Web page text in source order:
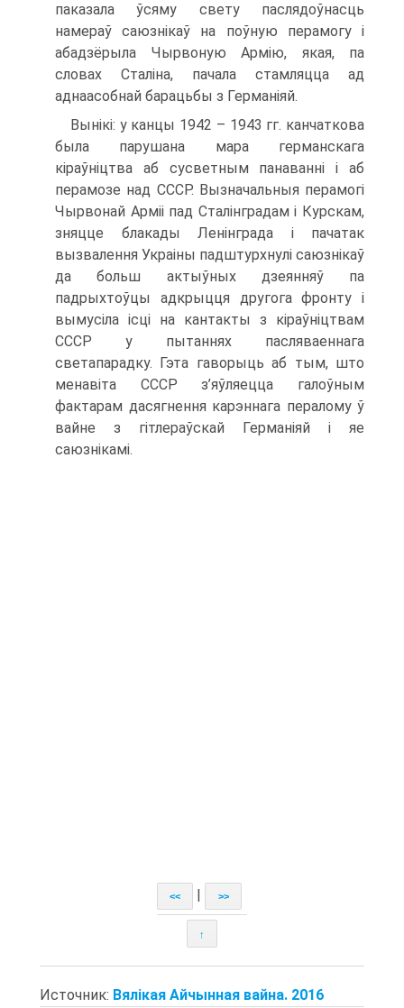
паказала ўсяму свету паслядоўнасць
намераў саюзнікаў на поўную перамогу і
абадзёрыла Чырвоную Армію, якая, па
словах Сталіна, пачала стамляцца ад
аднаасобнай барацьбы з Германіяй.
Вынікі: у канцы 1942 – 1943 гг. канчаткова
была парушана мара германскага
кіраўніцтва аб сусветным панаванні і аб
перамозе над СССР. Вызначальныя перамогі
Чырвонай Арміі пад Сталінградам і Курскам,
зняцце блакады Ленінграда і пачатак
вызвалення Украіны падштурхнулі саюзнікаў
да больш актыўных дзеянняў па
падрыхтоўцы адкрыцця другога фронту і
вымусіла ісці на кантакты з кіраўніцтвам
СССР у пытаннях пасляваеннага
светапарадку. Гэта гаворыць аб тым, што
менавіта СССР з’яўляецца галоўным
фактарам дасягнення карэннага пералому ў
вайне з гітлераўскай Германіяй і яе
саюзнікамі.
<< >>
↑
Источник: Вялікая Айчынная вайна. 2016